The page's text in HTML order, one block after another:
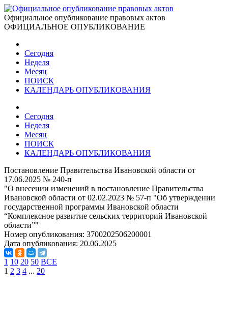
Официальное опубликование правовых актов
ОФИЦИАЛЬНОЕ ОПУБЛИКОВАНИЕ
Сегодня
Неделя
Месяц
ПОИСК
КАЛЕНДАРЬ ОПУБЛИКОВАНИЯ
Сегодня
Неделя
Месяц
ПОИСК
КАЛЕНДАРЬ ОПУБЛИКОВАНИЯ
Постановление Правительства Ивановской области от
17.06.2025 № 240-п
"О внесении изменений в постановление Правительства
Ивановской области от 02.02.2023 № 57-п "Об утверждении
государственной программы Ивановской области
“Комплексное развитие сельских территорий Ивановской
области”"
Номер опубликования: 3700202506200001
Дата опубликования: 20.06.2025
1 10 20 50 ВСЕ
1 2 3 4 ... 20